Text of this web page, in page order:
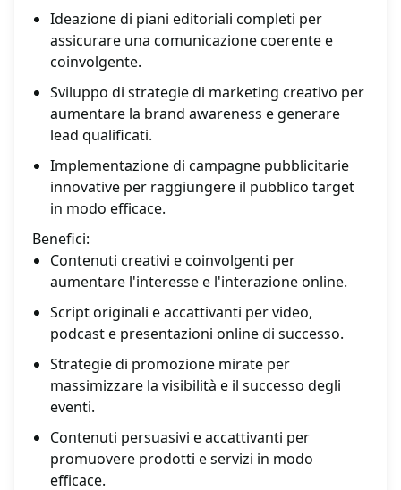
Ideazione di piani editoriali completi per
assicurare una comunicazione coerente e
coinvolgente.
Sviluppo di strategie di marketing creativo per
aumentare la brand awareness e generare
lead qualificati.
Implementazione di campagne pubblicitarie
innovative per raggiungere il pubblico target
in modo efficace.
Benefici:
Contenuti creativi e coinvolgenti per
aumentare l'interesse e l'interazione online.
Script originali e accattivanti per video,
podcast e presentazioni online di successo.
Strategie di promozione mirate per
massimizzare la visibilità e il successo degli
eventi.
Contenuti persuasivi e accattivanti per
promuovere prodotti e servizi in modo
efficace.